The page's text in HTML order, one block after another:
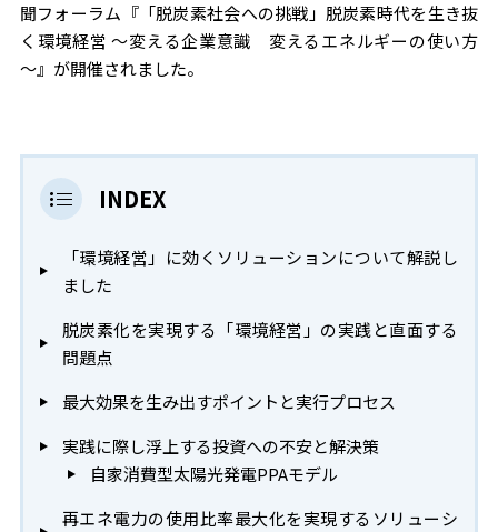
聞フォーラム『「脱炭素社会への挑戦」脱炭素時代を生き抜
く環境経営 ～変える企業意識 変えるエネルギーの使い方
～』が開催されました。
INDEX
「環境経営」に効くソリューションについて解説し
ました
脱炭素化を実現する「環境経営」の実践と直面する
問題点
最大効果を生み出すポイントと実行プロセス
実践に際し浮上する投資への不安と解決策
自家消費型太陽光発電PPAモデル
再エネ電力の使用比率最大化を実現するソリューシ